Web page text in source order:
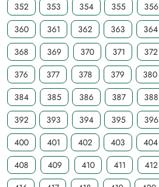
352
353 354 355 356
360
361 362 363 364
368
369 370 371 372
376
377 378 379 380
384
385 386 387 388
392
393 394 395 396
400
401 402 403 404
408
409 410 411 412